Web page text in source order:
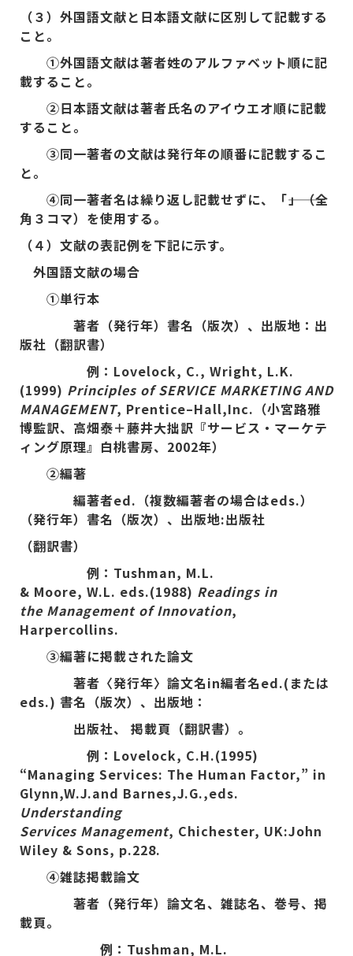
（３）外国語文献と日本語文献に区別して記載する
こと。
①外国語文献は著者姓のアルファベット順に記
載すること。
②日本語文献は著者氏名のアイウエオ順に記載
すること。
③同一著者の文献は発行年の順番に記載するこ
と。
④同一著者名は繰り返し記載せずに、「―――」（全
角３コマ）を使用する。
（４）文献の表記例を下記に示す。
外国語文献の場合
①単行本
著者（発行年）書名（版次）、出版地：出
版社（翻訳書）
例： Lovelock, C., Wright, L.K.
(1999) Principles of SERVICE MARKETING AND
MANAGEMENT, Prentice–Hall,Inc. （小宮路雅
博監訳、高畑泰＋藤井大拙訳『サービス・マーケテ
ィング原理』白桃書房、 2002年）
②編著
編著者ed.（複数編著者の場合はeds.）
（発行年）書名（版次）、出版地:出版社
（翻訳書）
例：Tushman, M.L.
& Moore, W.L. eds.(1988) Readings in
the Management of Innovation,
Harpercollins.
③編著に掲載された論文
著者〈発行年〉論文名in編者名ed.(または
eds.) 書名（版次）、出版地：
出版社、 掲載頁（翻訳書）。
例：Lovelock, C.H.(1995)
“Managing Services: The Human Factor,” in
Glynn,W.J.and Barnes,J.G.,eds.
Understanding
Services Management, Chichester, UK:John
Wiley & Sons, p.228.
④雑誌掲載論文
著者（発行年）論文名、雑誌名、巻号、掲
載頁。
例：Tushman, M.L.